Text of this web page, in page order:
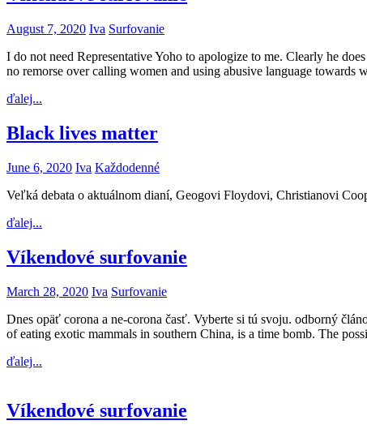
August 7, 2020 Iva Surfovanie
I do not need Representative Yoho to apologize to me. Clearly he
no remorse over calling women and using abusive language
ďalej...
Black lives matter
June 6, 2020 Iva Každodenné
Veľká debata o aktuálnom dianí, Geogovi Floydovi, Christianovi
ďalej...
Víkendové surfovanie
March 28, 2020 Iva Surfovanie
Dnes opäť corona a ne-corona časť. Vyberte si tú svoju. odborný
of eating exotic mammals in southern China, is a time bomb. The
ďalej...
Víkendové surfovanie